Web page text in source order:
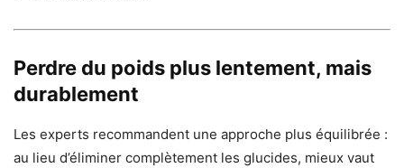
Perdre du poids plus lentement, mais
durablement
Les experts recommandent une approche plus équilibrée :
au lieu d’éliminer complètement les glucides, mieux vaut